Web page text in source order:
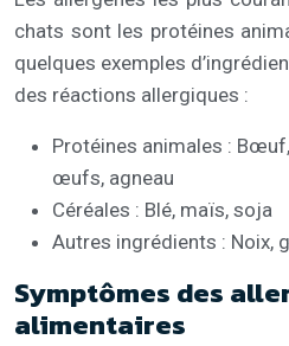
chats sont les protéines
quelques exemples
des réactions allergiques :
Protéines animales :
œufs, agneau
Céréales : Blé, maïs, soja
Autres ingrédients : Noix,
Symptômes des
alimentaires